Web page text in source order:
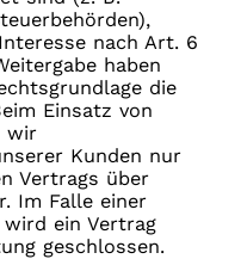
nach Art. 6
haben
die
Einsatz von
wir
Kunden nur
Vertrags über
Im Falle einer
wird ein Vertrag
geschlossen.